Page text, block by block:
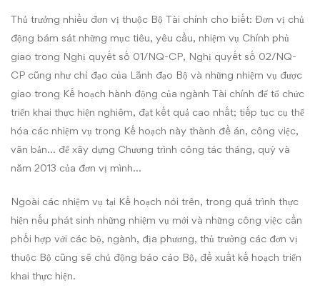
Thủ trưởng nhiều đơn vị thuộc Bộ Tài chính cho biết: Đơn vị chủ
động bám sát những mục tiêu, yêu cầu, nhiệm vụ Chính phủ
giao trong Nghị quyết số 01/NQ-CP, Nghị quyết số 02/NQ-
CP cũng như chỉ đạo của Lãnh đạo Bộ và những nhiệm vụ được
giao trong Kế hoạch hành động của ngành Tài chính để tổ chức
triển khai thực hiện nghiêm, đạt kết quả cao nhất; tiếp tục cụ thể
hóa các nhiệm vụ trong Kế hoạch này thành đề án, công việc,
văn bản… để xây dựng Chương trình công tác tháng, quý và
năm 2013 của đơn vị mình…
Ngoài các nhiệm vụ tại Kế hoạch nói trên, trong quá trình thực
hiện nếu phát sinh những nhiệm vụ mới và những công việc cần
phối hợp với các bộ, ngành, địa phương, thủ trưởng các đơn vị
thuộc Bộ cũng sẽ chủ động báo cáo Bộ, đề xuất kế hoạch triển
khai thực hiện.